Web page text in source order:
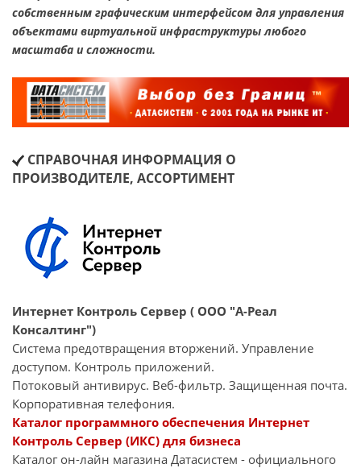
собственным графическим интерфейсом для управления
объектами виртуальной инфраструктуры любого
масштаба и сложности.
СПРАВОЧНАЯ ИНФОРМАЦИЯ О
ПРОИЗВОДИТЕЛЕ, АССОРТИМЕНТ
Интернет Контроль Сервер ( ООО "А-Реал
Консалтинг")
Система предотвращения вторжений. Управление
доступом. Контроль приложений.
Потоковый антивирус. Веб-фильтр. Защищенная почта.
Корпоративная телефония.
Каталог программного обеспечения Интернет
Контроль Сервер (ИКС) для бизнеса
Каталог он-лайн магазина Датасиcтем - официального